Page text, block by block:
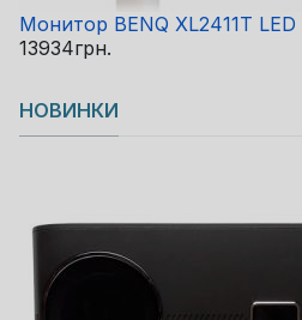
Монитор BENQ XL2411T LED
13934грн.
НОВИНКИ